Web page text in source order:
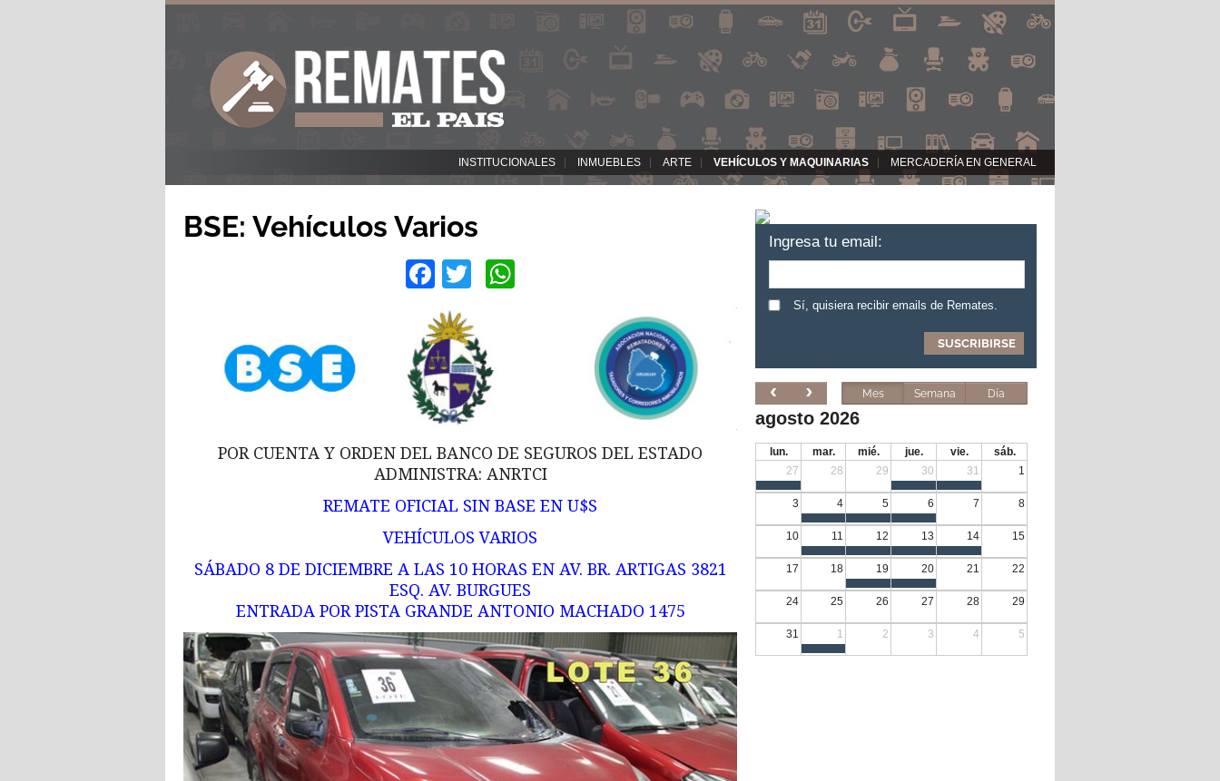
INSTITUCIONALES INMUEBLES ARTE VEHÍCULOS Y MAQUINARIAS MERCADERÍA EN GENERAL
BSE: Vehículos Varios
Facebook
Twitter
POR CUENTA Y ORDEN DEL BANCO DE SEGUROS DEL ESTADO
ADMINISTRA: ANRTCI
REMATE OFICIAL SIN BASE EN U$S
VEHÍCULOS VARIOS
SÁBADO 8 DE DICIEMBRE A LAS 10 HORAS EN AV. BR. ARTIGAS 3821
ESQ. AV. BURGUES
ENTRADA POR PISTA GRANDE ANTONIO MACHADO 1475
Ingresa tu email:
Sí, quisiera recibir emails de Remates.
Mes Semana Día
agosto 2026
lun. mar. mié. jue. vie.
sáb.
27
28 29 30 31 1
3 4 5 6 7 8
10 11 12 13 14 15
17 18 19 20 21 22
24 25 26 27 28 29
31 1 2 3 4 5